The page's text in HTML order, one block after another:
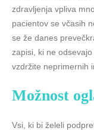
zdravljenja vpliva
pacientov se včasih
se že danes
zapisi, ki ne
vzdržite neprimernih
Možnost
Vsi, ki bi želeli